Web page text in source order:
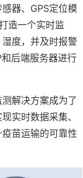
器、GPS定位模
造一个实时监
度，并及时报警
后端服务器进行
解决方案成为了
实时数据采集、
苗运输的可靠性